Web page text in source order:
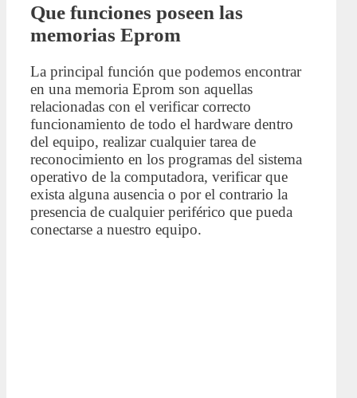
Que funciones poseen las
memorias Eprom
La principal función que podemos encontrar
en una memoria Eprom son aquellas
relacionadas con el verificar correcto
funcionamiento de todo el hardware dentro
del equipo, realizar cualquier tarea de
reconocimiento en los programas del sistema
operativo de la computadora, verificar que
exista alguna ausencia o por el contrario la
presencia de cualquier periférico que pueda
conectarse a nuestro equipo.